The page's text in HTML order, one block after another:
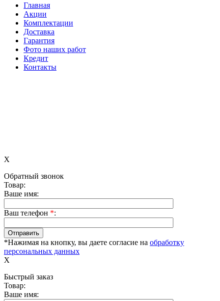
Главная
Акции
Комплектации
Доставка
Гарантия
Фото наших работ
Кредит
Контакты
X
Обратный звонок
Товар:
Ваше имя:
Ваш телефон *:
*Нажимая на кнопку, вы даете согласие на обработку
персональных данных
X
Быстрый заказ
Товар:
Ваше имя: